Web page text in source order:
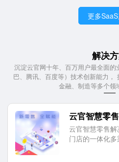
更多
解决
沉淀云官网十年、百万用户最全面
巴、腾讯、百度等）技术创新能力，
金融、制造等多个领
云官智慧零售
云官智慧零售
门店的一体化